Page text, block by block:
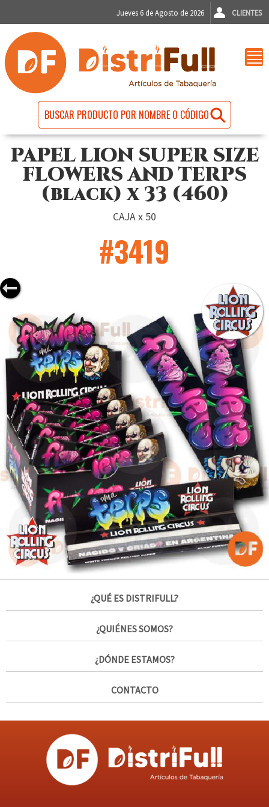
Jueves 6 de Agosto de 2026 CLIENTES
PAPEL LION SUPER SIZE
FLOWERS AND TERPS
(black) x 33 (460)
CAJA x 50
#3419
¿QUÉ ES DISTRIFULL?
¿QUIÉNES SOMOS?
¿DÓNDE ESTAMOS?
CONTACTO